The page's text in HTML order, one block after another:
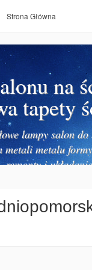
Strona Główna
na
tapety
lampy salon
metalu
remonty i